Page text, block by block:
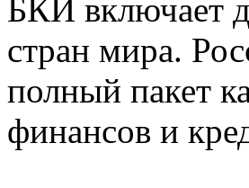
БКИ включает
стран мира.
полный пакет
финансов и